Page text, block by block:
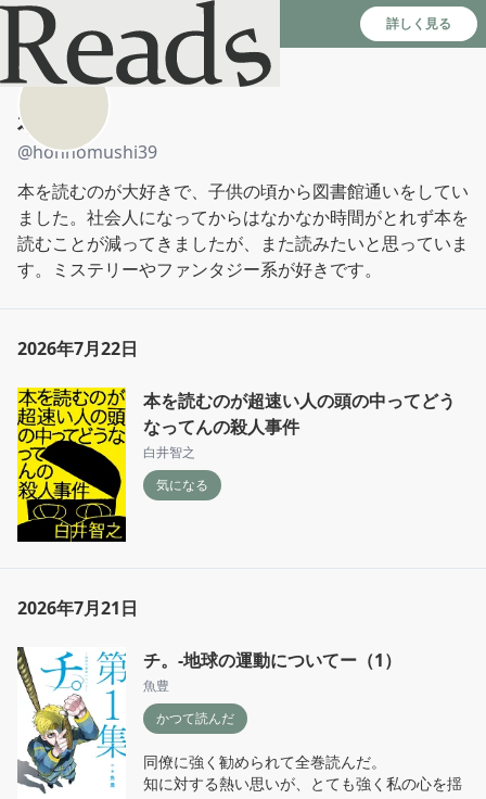
Reads - 読書のSNS＆記録アプリ 詳しく見る
本の虫
@honnomushi39
本を読むのが大好きで、子供の頃から図書館通いをしてい
ました。社会人になってからはなかなか時間がとれず本を
読むことが減ってきましたが、また読みたいと思っていま
す。ミステリーやファンタジー系が好きです。
2026年7月22日
本を読むのが超速い人の頭の中ってどう
なってんの殺人事件
白井智之
気になる
2026年7月21日
チ。-地球の運動についてー（1）
魚豊
かつて読んだ
同僚に強く勧められて全巻読んだ。
知に対する熱い思いが、とても強く私の心を揺